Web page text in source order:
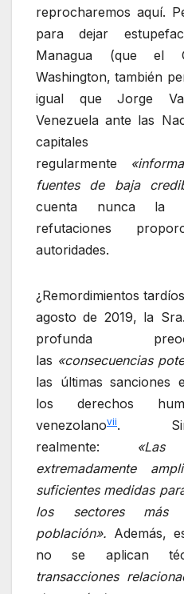
reprocharemos aquí.
para dejar
Managua (que el
Washington, también
igual que Jorge
Venezuela ante las
capitales
regularmente
fuentes de baja
cuenta nunca la
refutaciones
autoridades.
¿Remordimientos
agosto de 2019, la
profunda
las «consecuencias
las últimas sanciones
los derechos
venezolanovii. Sin
realmente:
extremadamente
suficientes medidas
los sectores más
población». Además,
no se aplican
transacciones